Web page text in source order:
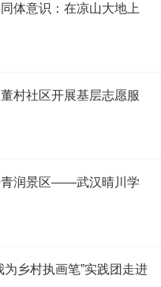
体意识：在凉山大地上
村社区开展基层志愿服
青润景区——武汉晴川学
为乡村执画笔”实践团走进